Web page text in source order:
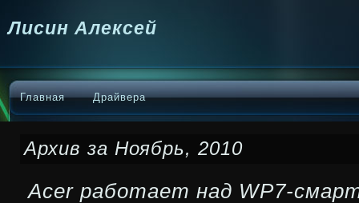
Лисин Алексей
Главная Драйвера
Архив за Ноябрь, 2010
Acer работает над WP7-